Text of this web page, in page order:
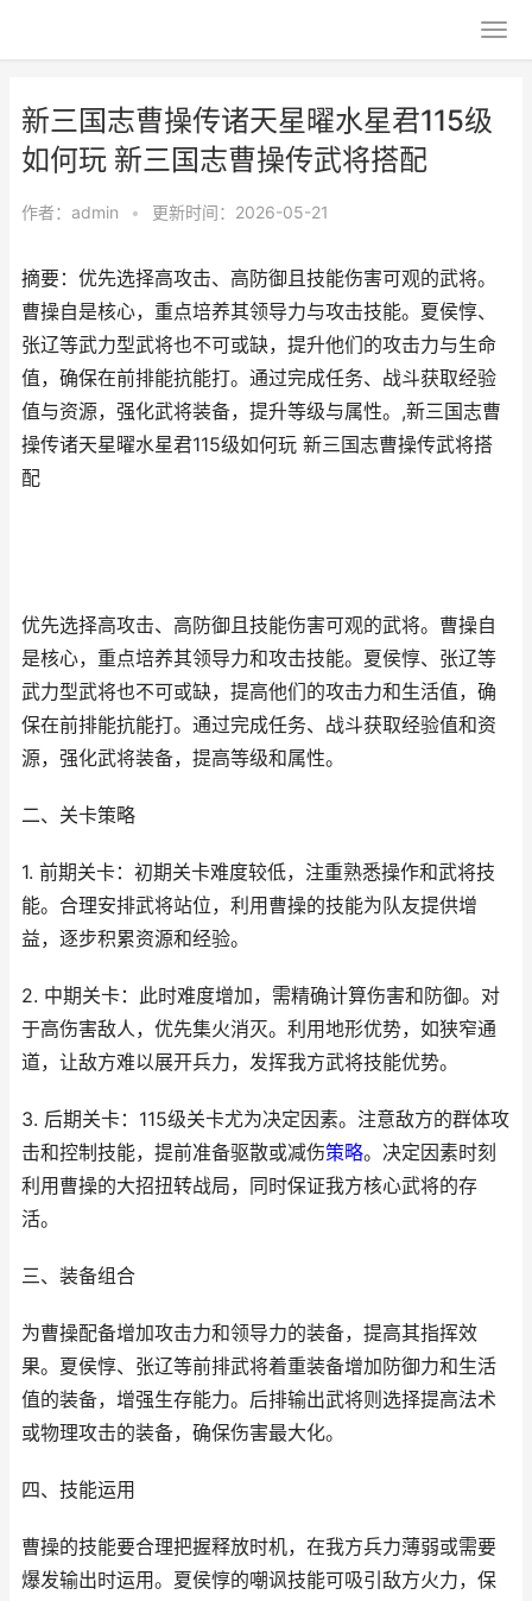
新三国志曹操传诸天星曜水星君115级
如何玩 新三国志曹操传武将搭配
作者： admin • 更新时间：2026-05-21
摘要：优先选择高攻击、高防御且技能伤害可观的武将。
曹操自是核心，重点培养其领导力与攻击技能。夏侯惇、
张辽等武力型武将也不可或缺，提升他们的攻击力与生命
值，确保在前排能抗能打。通过完成任务、战斗获取经验
值与资源，强化武将装备，提升等级与属性。,新三国志曹
操传诸天星曜水星君115级如何玩 新三国志曹操传武将搭
配
优先选择高攻击、高防御且技能伤害可观的武将。曹操自
是核心，重点培养其领导力和攻击技能。夏侯惇、张辽等
武力型武将也不可或缺，提高他们的攻击力和生活值，确
保在前排能抗能打。通过完成任务、战斗获取经验值和资
源，强化武将装备，提高等级和属性。
二、关卡策略
1. 前期关卡：初期关卡难度较低，注重熟悉操作和武将技
能。合理安排武将站位，利用曹操的技能为队友提供增
益，逐步积累资源和经验。
2. 中期关卡：此时难度增加，需精确计算伤害和防御。对
于高伤害敌人，优先集火消灭。利用地形优势，如狭窄通
道，让敌方难以展开兵力，发挥我方武将技能优势。
3. 后期关卡：115级关卡尤为决定因素。注意敌方的群体攻
击和控制技能，提前准备驱散或减伤策略。决定因素时刻
利用曹操的大招扭转战局，同时保证我方核心武将的存
活。
三、装备组合
为曹操配备增加攻击力和领导力的装备，提高其指挥效
果。夏侯惇、张辽等前排武将着重装备增加防御力和生活
值的装备，增强生存能力。后排输出武将则选择提高法术
或物理攻击的装备，确保伤害最大化。
四、技能运用
曹操的技能要合理把握释放时机，在我方兵力薄弱或需要
爆发输出时运用。夏侯惇的嘲讽技能可吸引敌方火力，保